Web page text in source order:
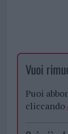
Vuoi
Puoi
cliccando